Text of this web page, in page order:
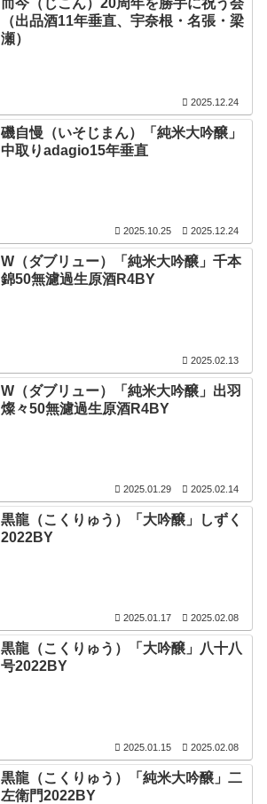
而今（じこん）20周年を勝手に祝う会
（出品酒11年垂直、宇奈根・名張・梁
瀬）
2025.12.24
磯自慢（いそじまん）「純米大吟醸」
中取りadagio15年垂直
2025.10.25 2025.12.24
W（ダブリュー）「純米大吟醸」千本
錦50無濾過生原酒R4BY
2025.02.13
W（ダブリュー）「純米大吟醸」出羽
燦々50無濾過生原酒R4BY
2025.01.29 2025.02.14
黒龍（こくりゅう）「大吟醸」しずく
2022BY
2025.01.17 2025.02.08
黒龍（こくりゅう）「大吟醸」八十八
号2022BY
2025.01.15 2025.02.08
黒龍（こくりゅう）「純米大吟醸」二
左衛門2022BY